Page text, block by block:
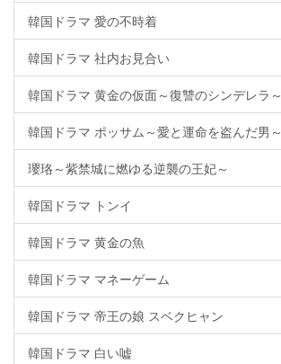
韓国ドラマ 愛の不時着
韓国ドラマ 社内お見合い
韓国ドラマ 黄金の仮面～復讐のシンデレラ～
韓国ドラマ ポッサム～愛と運命を盗んだ男～
瓔珞～紫禁城に燃ゆる逆襲の王妃～
韓国ドラマ トンイ
韓国ドラマ 黄金の魚
韓国ドラマ マネーゲーム
韓国ドラマ 帝王の娘 スベクヒャン
韓国ドラマ 白い嘘